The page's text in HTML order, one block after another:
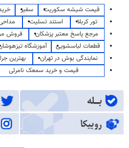
قیمت شیشه سکوریت سفیر
تور کربلا
استند تسلیت
مرجع پاسخ معتبر پزشکان
فروش
قطعات لباسشویی
آموزشگاه
نمایندگی بوش در تهران
بهترین
قیمت و خرید سمعک نامرئی